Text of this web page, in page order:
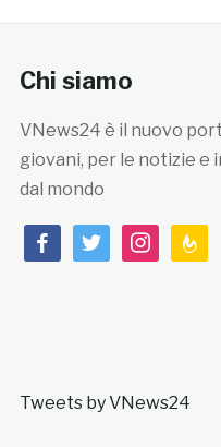
Chi siamo
VNews24 è il nuovo
giovani, per le notizie e
dal mondo
facebooktwitterinstagram
Tweets by VNews24